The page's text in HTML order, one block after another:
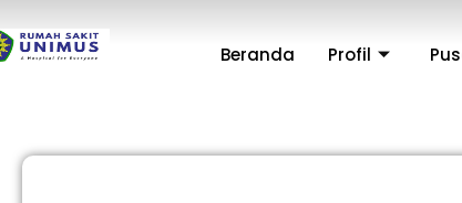
Beranda Profil